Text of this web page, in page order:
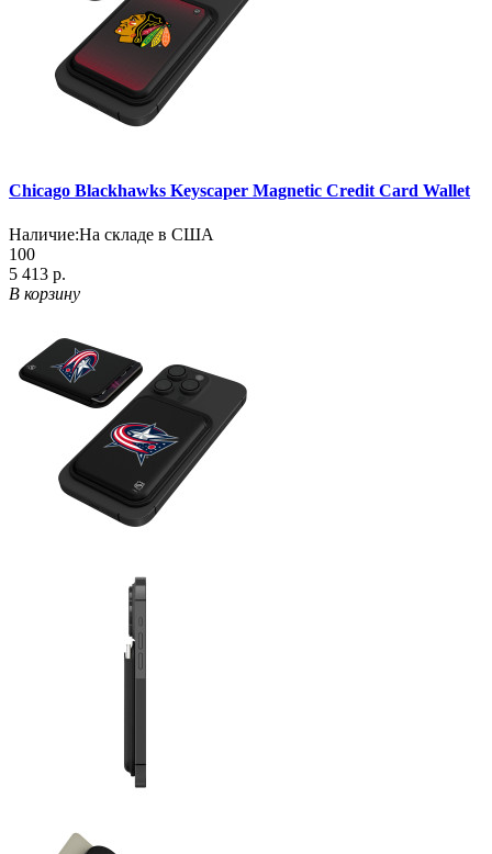
Chicago Blackhawks Keyscaper Magnetic Credit Card Wallet
Наличие:На складе в США
100
5 413 р.
В корзину